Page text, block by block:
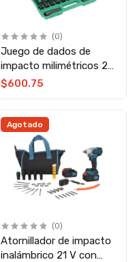
(0)
Juego de dados de
impacto milimétricos 20
piezas TT-21 ONG NAMO
$600.75
Agotado
(0)
Atornillador de impacto
inalámbrico 21 V con